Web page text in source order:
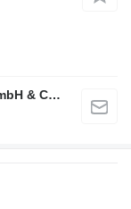
EGC Parts Baumaschinen Demontagen GmbH & Co. KG